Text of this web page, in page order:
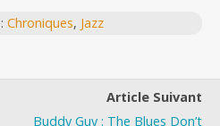
Chroniques, Jazz
Article Suivant
Buddy Guy : The Blues Don’t